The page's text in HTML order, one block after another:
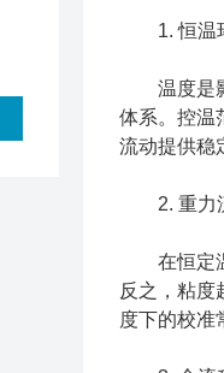
1. 恒温环
温度是影
体系。控温
流动提供稳
2. 重力流
在恒定温
反之，粘度
度下的校准